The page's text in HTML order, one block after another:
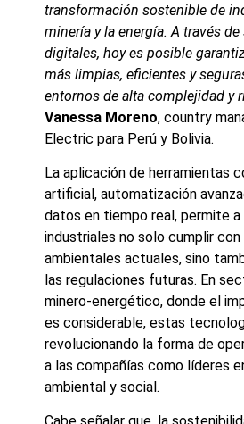
transformación sostenible de
minería y la energía. A través
digitales, hoy es posible
más limpias, eficientes y
entornos de alta complejidad y
Vanessa Moreno, country
Electric para Perú y Bolivia.
La aplicación de herramientas
artificial, automatización
datos en tiempo real, permite a
industriales no solo cumplir con
ambientales actuales, sino
las regulaciones futuras. En
minero-energético, donde el
es considerable, estas
revolucionando la forma de
a las compañías como líderes
ambiental y social.